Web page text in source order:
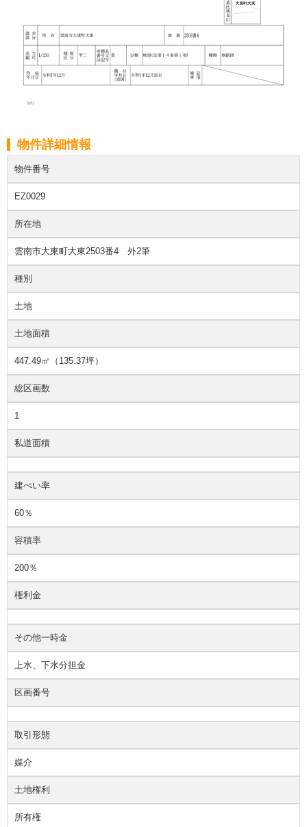
物件詳細情報
物件番号
EZ0029
所在地
雲南市大東町大東2503番4 外2筆
種別
土地
土地面積
447.49㎡（135.37坪）
総区画数
1
私道面積
建ぺい率
60％
容積率
200％
権利金
その他一時金
上水、下水分担金
区画番号
取引形態
媒介
土地権利
所有権